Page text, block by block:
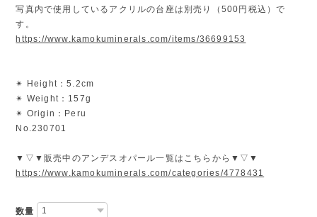
写真内で使用しているアクリルの台座は別売り（500円税込）で
す。
https://www.kamokuminerals.com/items/36699153
✴︎ Height：5.2cm
✴︎ Weight：157g
✴︎ Origin：Peru
No.230701
▼▽▼販売中のアンデスオパール一覧はこちらから▼▽▼
https://www.kamokuminerals.com/categories/4778431
数量